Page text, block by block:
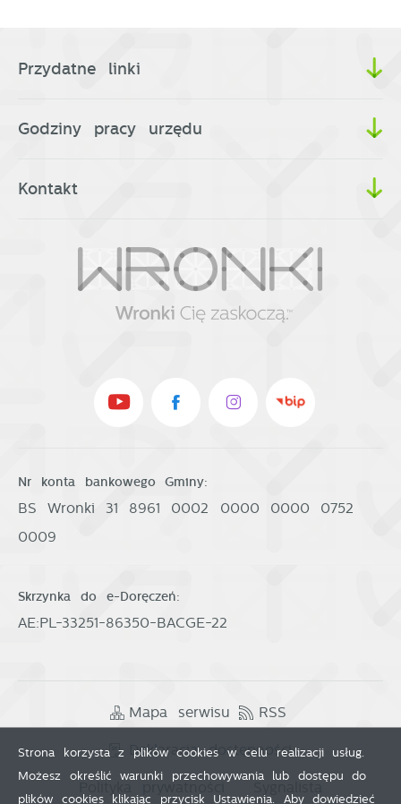
Przydatne linki
Godziny pracy urzędu
Kontakt
Nr konta bankowego Gminy:
BS Wronki 31 8961 0002 0000 0000 0752
0009
Skrzynka do e-Doręczeń:
AE:PL-33251-86350-BACGE-22
Mapa serwisu RSS
Deklaracja dostępności
Polityka prywatności
Strona korzysta z plików cookies w celu realizacji usług.
Możesz określić warunki przechowywania lub dostępu do
plików cookies klikając przycisk Ustawienia. Aby dowiedzieć